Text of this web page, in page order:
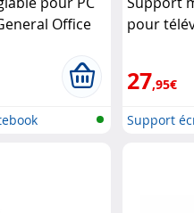
Office
pour
27,95€
Support